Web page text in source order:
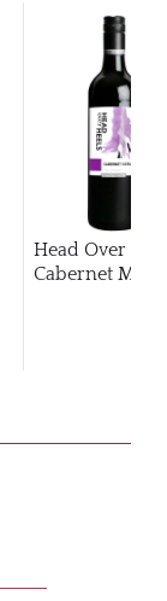
Head Over
Cabernet